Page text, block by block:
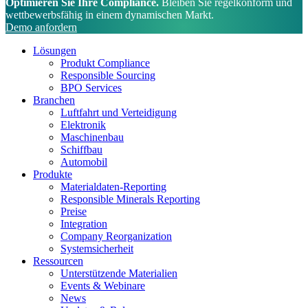
Automobil Lösungen
Optimieren Sie Ihre Compliance. Bleiben Sie regelkonform und
wettbewerbsfähig in einem dynamischen Markt.
Demo anfordern
Lösungen
Produkt Compliance
Responsible Sourcing
BPO Services
Branchen
Luftfahrt und Verteidigung
Elektronik
Maschinenbau
Schiffbau
Automobil
Produkte
Materialdaten-Reporting
Responsible Minerals Reporting
Preise
Integration
Company Reorganization
Systemsicherheit
Ressourcen
Unterstützende Materialien
Events & Webinare
News